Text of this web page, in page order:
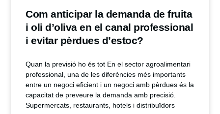
Com anticipar la demanda de fruita
i oli d’oliva en el canal professional
i evitar pèrdues d’estoc?
Quan la previsió ho és tot En el sector agroalimentari
professional, una de les diferències més importants
entre un negoci eficient i un negoci amb pèrdues és la
capacitat de preveure la demanda amb precisió.
Supermercats, restaurants, hotels i distribuïdors